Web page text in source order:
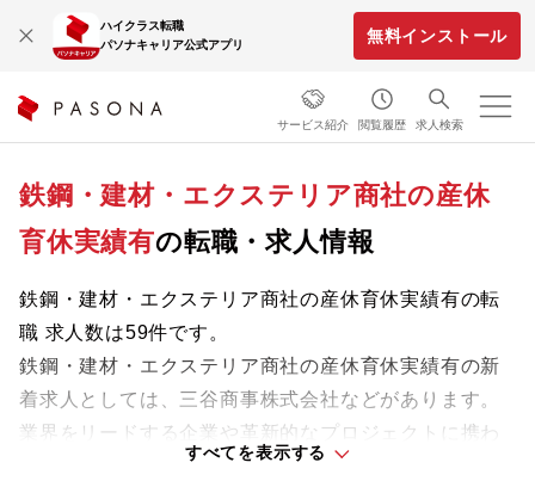
ハイクラス転職
パソナキャリア公式アプリ
無料インストール
サービス紹介 閲覧履歴 求人検索
鉄鋼・建材・エクステリア商社の産休
育休実績有の転職・求人情報
鉄鋼・建材・エクステリア商社の産休育休実績有の転
職 求人数は59件です。
鉄鋼・建材・エクステリア商社の産休育休実績有の新
着求人としては、三谷商事株式会社などがあります。
業界をリードする企業や革新的なプロジェクトに携わ
り、次のキャリアステージへと踏み出しましょう。
すべてを表示する